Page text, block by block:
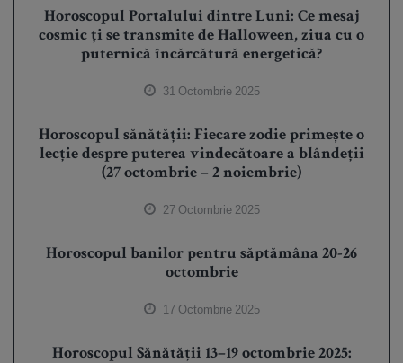
Horoscopul Portalului dintre Luni: Ce mesaj
cosmic ți se transmite de Halloween, ziua cu o
puternică încărcătură energetică?
31 Octombrie 2025
Horoscopul sănătății: Fiecare zodie primește o
lecție despre puterea vindecătoare a blândeții
(27 octombrie – 2 noiembrie)
27 Octombrie 2025
Horoscopul banilor pentru săptămâna 20-26
octombrie
17 Octombrie 2025
Horoscopul Sănătății 13–19 octombrie 2025: